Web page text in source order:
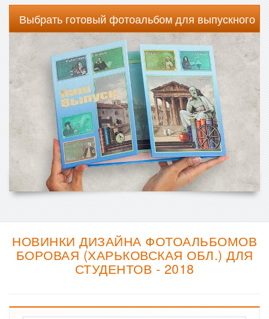
Выбрать готовый фотоальбом для выпускного
НОВИНКИ ДИЗАЙНА ФОТОАЛЬБОМОВ
БОРОВАЯ (ХАРЬКОВСКАЯ ОБЛ.) ДЛЯ
СТУДЕНТОВ - 2018